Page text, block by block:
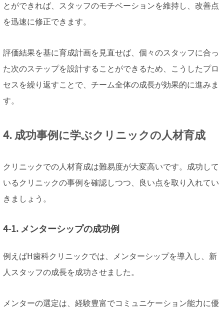
とができれば、スタッフのモチベーションを維持し、改善点
を迅速に修正できます。
評価結果を基に育成計画を見直せば、個々のスタッフに合っ
た次のステップを設計することができるため、こうしたプロ
セスを繰り返すことで、チーム全体の成長が効果的に進みま
す。
4. 成功事例に学ぶクリニックの人材育成
クリニックでの人材育成は難易度が大変高いです。成功して
いるクリニックの事例を確認しつつ、良い点を取り入れてい
きましょう。
4-1. メンターシップの成功例
例えばH歯科クリニックでは、メンターシップを導入し、新
人スタッフの成長を成功させました。
メンターの選定は、経験豊富でコミュニケーション能力に優